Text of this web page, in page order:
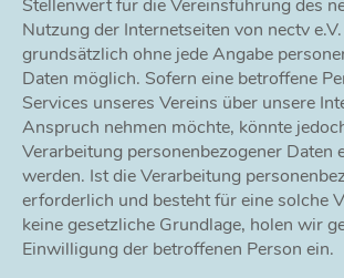
Stellenwert für die Vereinsführung des
Nutzung der Internetseiten von nectv
grundsätzlich ohne jede Angabe
Daten möglich. Sofern eine betroffene
Services unseres Vereins über unsere
Anspruch nehmen möchte, könnte
Verarbeitung personenbezogener Daten
werden. Ist die Verarbeitung
erforderlich und besteht für eine solche
keine gesetzliche Grundlage, holen wir
Einwilligung der betroffenen Person ein.